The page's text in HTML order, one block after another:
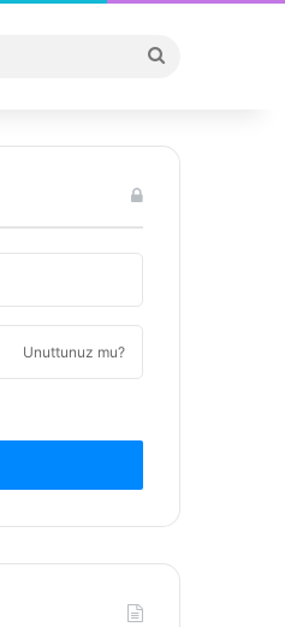
...
Unuttunuz mu?